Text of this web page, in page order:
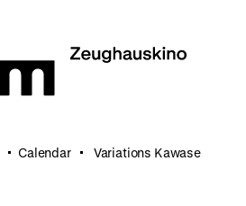
Calendar Variations Kawase